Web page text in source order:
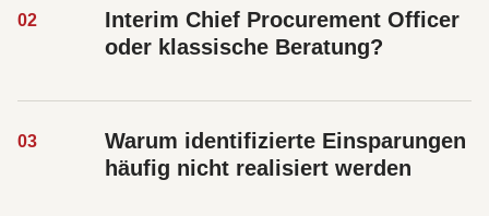
02
Interim Chief Procurement Officer
oder klassische Beratung?
03
Warum identifizierte Einsparungen
häufig nicht realisiert werden